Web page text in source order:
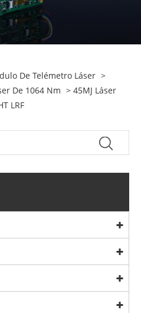
De Telémetro Láser >
De 1064 Nm > 45MJ Láser
LRF